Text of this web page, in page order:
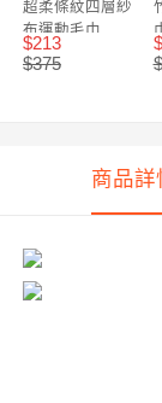
超柔條紋四層紗
布運動毛巾
(110x25cm)
$213
$375
$
$
商品詳